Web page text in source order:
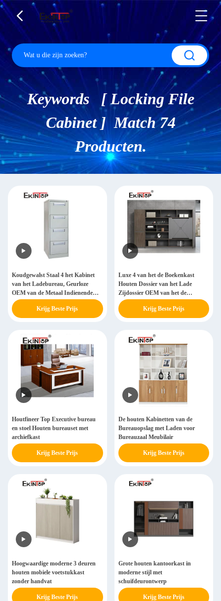
Keywords [ Locking File
Cabinet ] Match 74
Producten.
Koudgewalst Staal 4 het Kabinet
van het Ladebureau, Geurloze
OEM van de Metaal Indienende
Kast
Krijg Beste Prijs
Luxe 4 van het de Boekenkast
Houten Dossier van het Lade
Zijdossier OEM van het de
Opslagkabinet ODM
Krijg Beste Prijs
Houtfineer Top Executive bureau
en stoel Houten bureauset met
archiefkast
Krijg Beste Prijs
De houten Kabinetten van de
Bureauopslag met Laden voor
Bureauzaal Meubilair
Krijg Beste Prijs
Hoogwaardige moderne 3 deuren
houten mobiele voetstukkast
zonder handvat
Krijg Beste Prijs
Grote houten kantoorkast in
moderne stijl met
schuifdeurontwerp
Krijg Beste Prijs